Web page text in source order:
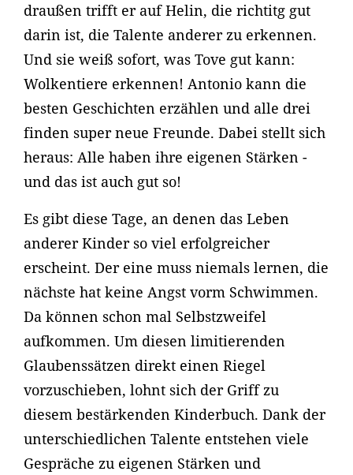
draußen trifft er auf Helin, die richtitg gut
darin ist, die Talente anderer zu erkennen.
Und sie weiß sofort, was Tove gut kann:
Wolkentiere erkennen! Antonio kann die
besten Geschichten erzählen und alle drei
finden super neue Freunde. Dabei stellt sich
heraus: Alle haben ihre eigenen Stärken -
und das ist auch gut so!
Es gibt diese Tage, an denen das Leben
anderer Kinder so viel erfolgreicher
erscheint. Der eine muss niemals lernen, die
nächste hat keine Angst vorm Schwimmen.
Da können schon mal Selbstzweifel
aufkommen. Um diesen limitierenden
Glaubenssätzen direkt einen Riegel
vorzuschieben, lohnt sich der Griff zu
diesem bestärkenden Kinderbuch. Dank der
unterschiedlichen Talente entstehen viele
Gespräche zu eigenen Stärken und